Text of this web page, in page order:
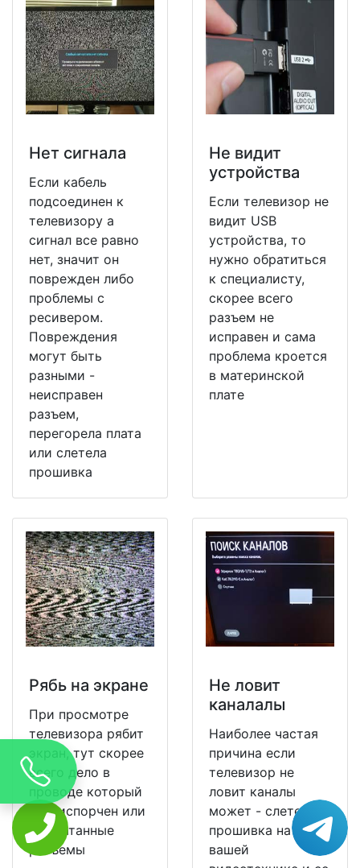
Нет сигнала
Если кабель
подсоединен к
телевизору а
сигнал все равно
нет, значит он
поврежден либо
проблемы с
ресивером.
Повреждения
могут быть
разными -
неисправен
разъем,
перегорела плата
или слетела
прошивка
Не видит
устройства
Если телевизор не
видит USB
устройства, то
нужно обратиться
к специалисту,
скорее всего
разъем не
исправен и сама
проблема кроется
в материнской
плате
Рябь на экране
При просмотре
телевизора рябит
экран, тут скорее
всего дело в
проводе который
уже испорчен или
расшатанные
разъемы
Не ловит
каналалы
Наиболее частая
причина если
телевизор не
ловит каналы
может - слетела
прошивка на
вашей